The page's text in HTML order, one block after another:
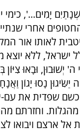
יָמִים...', כימי
אחרי
לאותו אור
ללא יוצא
ה' יְשׁוּבוּן, וּבָאוּ
נָסוּ יָגוֹן
שפדית את עם-
וחזרתם
אל ארצם ויבואו